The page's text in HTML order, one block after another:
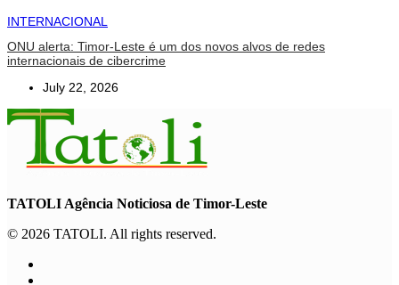
INTERNACIONAL
ONU alerta: Timor-Leste é um dos novos alvos de redes
internacionais de cibercrime
July 22, 2026
TATOLI Agência Noticiosa de Timor-Leste
© 2026 TATOLI. All rights reserved.